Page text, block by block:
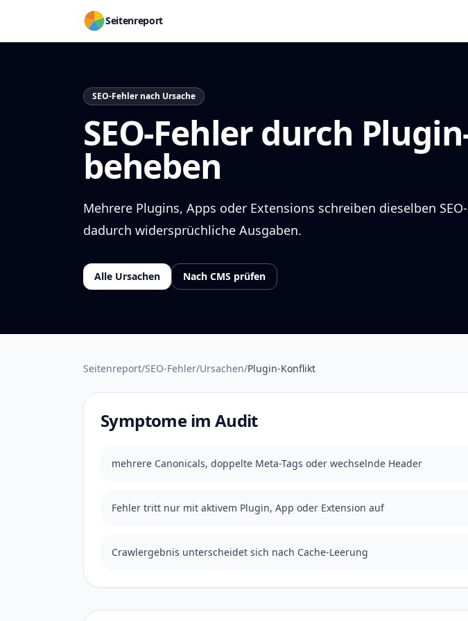
Seitenreport
SEO-Fehler nach Ursache
SEO-Fehler durch
beheben
Mehrere Plugins, Apps oder Extensions schreiben dieselben
dadurch widersprüchliche Ausgaben.
Alle Ursachen Nach CMS prüfen
Seitenreport/SEO-Fehler/Ursachen/Plugin-Konflikt
Symptome im Audit
mehrere Canonicals, doppelte Meta-Tags oder wechselnde Header
Fehler tritt nur mit aktivem Plugin, App oder Extension auf
Crawlergebnis unterscheidet sich nach Cache-Leerung